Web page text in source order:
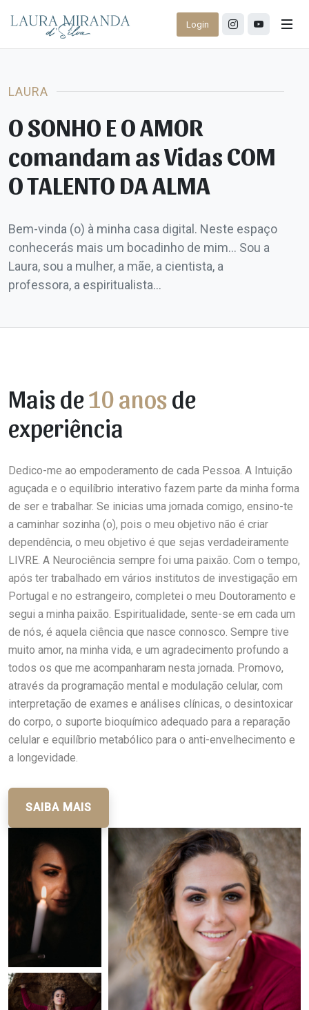
Login
LAURA
O SONHO E O AMOR
comandam as Vidas COM
O TALENTO DA ALMA
Bem-vinda (o) à minha casa digital. Neste espaço
conhecerás mais um bocadinho de mim... Sou a
Laura, sou a mulher, a mãe, a cientista, a
professora, a espiritualista...
Mais de10 anosde
experiência
Dedico-me ao empoderamento de cada Pessoa. A Intuição
aguçada e o equilíbrio interativo fazem parte da minha forma
de ser e trabalhar. Se inicias uma jornada comigo, ensino-te
a caminhar sozinha (o), pois o meu objetivo não é criar
dependência, o meu objetivo é que sejas verdadeiramente
LIVRE. A Neurociência sempre foi uma paixão. Com o tempo,
após ter trabalhado em vários institutos de investigação em
Portugal e no estrangeiro, completei o meu Doutoramento e
segui a minha paixão. Espiritualidade, sente-se em cada um
de nós, é aquela ciência que nasce connosco. Sempre tive
muito amor, na minha vida, e um agradecimento profundo a
todos os que me acompanharam nesta jornada. Promovo,
através da programação mental e modulação celular, com
interpretação de exames e análises clínicas, o desintoxicar
do corpo, o suporte bioquímico adequado para a reparação
celular e equilíbrio metabólico para o anti-envelhecimento e
a longevidade.
SAIBA MAIS